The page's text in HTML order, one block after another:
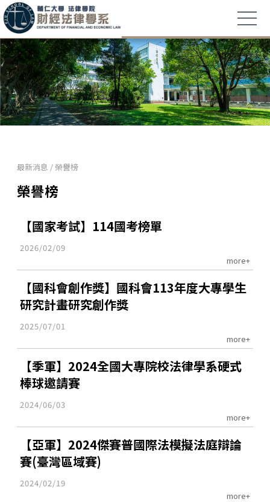
最新消息 / 榮譽榜
榮譽榜
【國家考試】114國考榜單
2026/02/09
more+
【國科會創作獎】國科會113年度大專學生
研究計畫研究創作獎
2025/07/01
more+
【季軍】2024全國大專院校法律學系硬式
棒球邀請賽
2024/06/03
more+
【亞軍】2024傑賽普國際法模擬法庭辯論
賽(臺灣區域賽)
2024/02/19
more+